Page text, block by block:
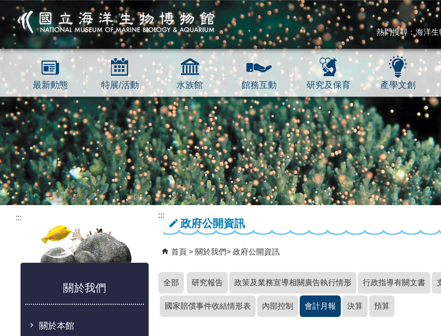
跳到主要內容區塊
熱門搜尋： 海洋生
最新動態 特展/活動 水族館 館務互動 研究及保育 產學文創
:::
關於我們
關於本館
:::
政府公開資訊
首頁 關於我們 政府公開資訊
全部 研究報告 政策及業務宣導相關廣告執行情形 行政指導有關文書
國家賠償事件收結情形表 內部控制 會計月報 決算 預算